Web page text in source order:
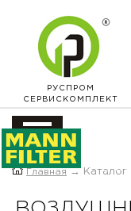
РУСПРОМ
СЕРВИСКОМПЛЕКТ
Главная → Каталог